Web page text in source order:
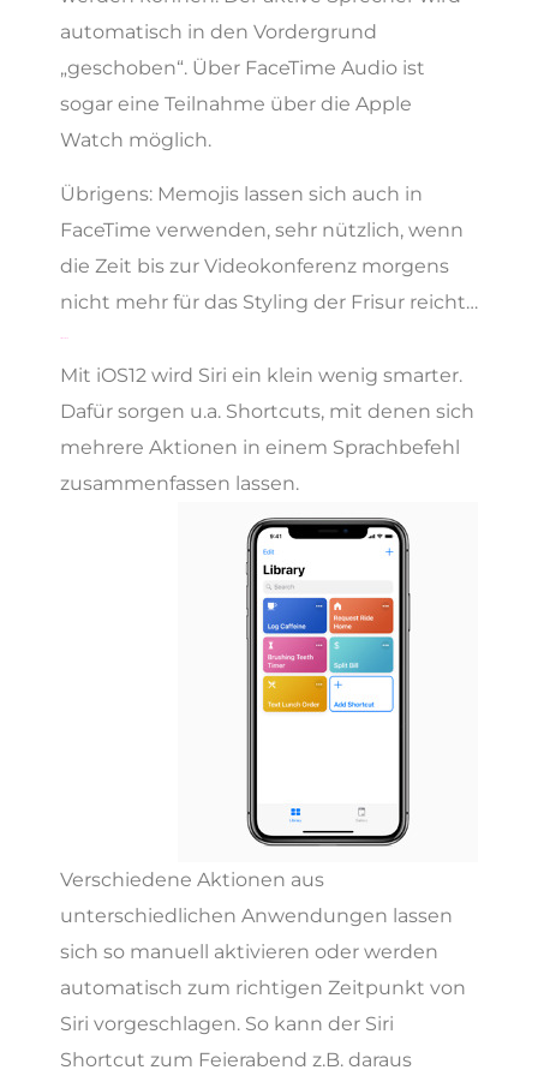
automatisch in den Vordergrund
„geschoben“. Über FaceTime Audio ist
sogar eine Teilnahme über die Apple
Watch möglich.
Übrigens: Memojis lassen sich auch in
FaceTime verwenden, sehr nützlich, wenn
die Zeit bis zur Videokonferenz morgens
nicht mehr für das Styling der Frisur reicht…
Mit iOS12 wird Siri ein klein wenig smarter.
Dafür sorgen u.a. Shortcuts, mit denen sich
mehrere Aktionen in einem Sprachbefehl
zusammenfassen lassen.
Verschiedene Aktionen aus
unterschiedlichen Anwendungen lassen
sich so manuell aktivieren oder werden
automatisch zum richtigen Zeitpunkt von
Siri vorgeschlagen. So kann der Siri
Shortcut zum Feierabend z.B. daraus